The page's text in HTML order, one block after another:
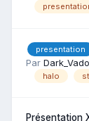
presentation
Par
halo
Présentation